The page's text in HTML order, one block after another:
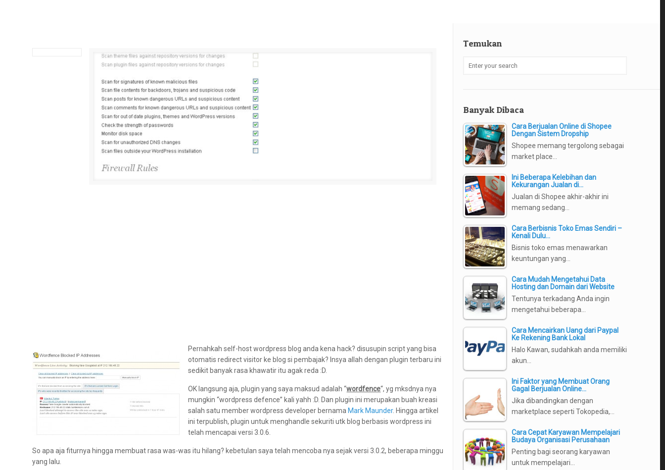
Pernahkah self-host wordpress blog anda kena hack? disusupin script yang bisa
otomatis redirect visitor ke blog si pembajak? Insya allah dengan plugin terbaru ini
sedikit banyak rasa khawatir itu agak reda :D.
OK langsung aja, plugin yang saya maksud adalah “wordfence“, yg mksdnya nya
mungkin “wordpress defence” kali yahh :D. Dan plugin ini merupakan buah kreasi
salah satu member wordpress developer bernama Mark Maunder. Hingga artikel
ini terpublish, plugin untuk menghandle sekuriti utk blog berbasis wordpress ini
telah mencapai versi 3.0.6.
So apa aja fiturnya hingga membuat rasa was-was itu hilang? kebetulan saya telah mencoba nya sejak versi 3.0.2, beberapa minggu
yang lalu.
Temukan
Banyak Dibaca
Cara Berjualan Online di Shopee
Dengan Sistem Dropship
Shopee memang tergolong sebagai
market place…
Ini Beberapa Kelebihan dan
Kekurangan Jualan di…
Jualan di Shopee akhir-akhir ini
memang sedang…
Cara Berbisnis Toko Emas Sendiri –
Kenali Dulu…
Bisnis toko emas menawarkan
keuntungan yang…
Cara Mudah Mengetahui Data
Hosting dan Domain dari Website
Tentunya terkadang Anda ingin
mengetahui beberapa…
Cara Mencairkan Uang dari Paypal
Ke Rekening Bank Lokal
Halo Kawan, sudahkah anda memiliki
akun…
Ini Faktor yang Membuat Orang
Gagal Berjualan Online…
Jika dibandingkan dengan
marketplace seperti Tokopedia,…
Cara Cepat Karyawan Mempelajari
Budaya Organisasi Perusahaan
Penting bagi seorang karyawan
untuk mempelajari…